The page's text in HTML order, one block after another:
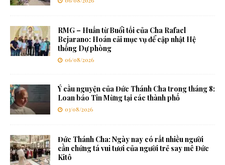
RMG – Huấn từ Buổi tối của Cha Rafael
Bejarano: Hoán cải mục vụ để cập nhật Hệ
thống Dự phòng
06/08/2026
Ý cầu nguyện của Đức Thánh Cha trong tháng 8:
Loan báo Tin Mừng tại các thành phố
03/08/2026
Đức Thánh Cha: Ngày nay có rất nhiều người
cần chứng tá vui tươi của người trẻ say mê Đức
Kitô